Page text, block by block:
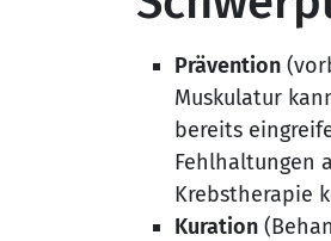
Prävention
Muskulatur
bereits
Fehlhaltungen
Krebstherapie
Kuration